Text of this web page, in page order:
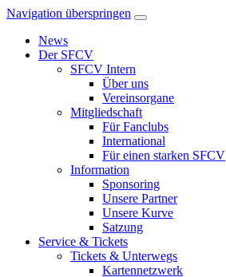
Navigation überspringen
News
Der SFCV
SFCV Intern
Über uns
Vereinsorgane
Mitgliedschaft
Für Fanclubs
International
Für einen starken SFCV
Information
Sponsoring
Unsere Partner
Unsere Kurve
Satzung
Service & Tickets
Tickets & Unterwegs
Kartennetzwerk